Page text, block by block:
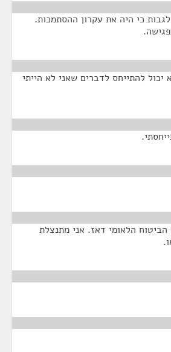
כי היה את עקרון ההסתמכות.
יכול להתייחס לדברים שאני לא הייתי
הלאומי דאז. אני מתנצלת